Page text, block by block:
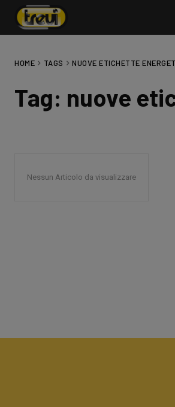
HOME TAGS NUOVE ETICHETTE
Tag: nuove
Nessun Articolo da visualizzare